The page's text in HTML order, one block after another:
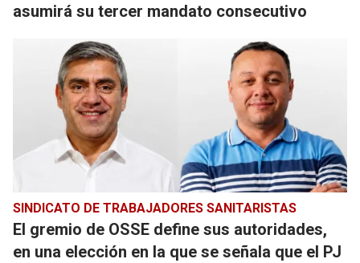
asumirá su tercer mandato consecutivo
SINDICATO DE TRABAJADORES SANITARISTAS
El gremio de OSSE define sus autoridades,
en una elección en la que se señala que el PJ